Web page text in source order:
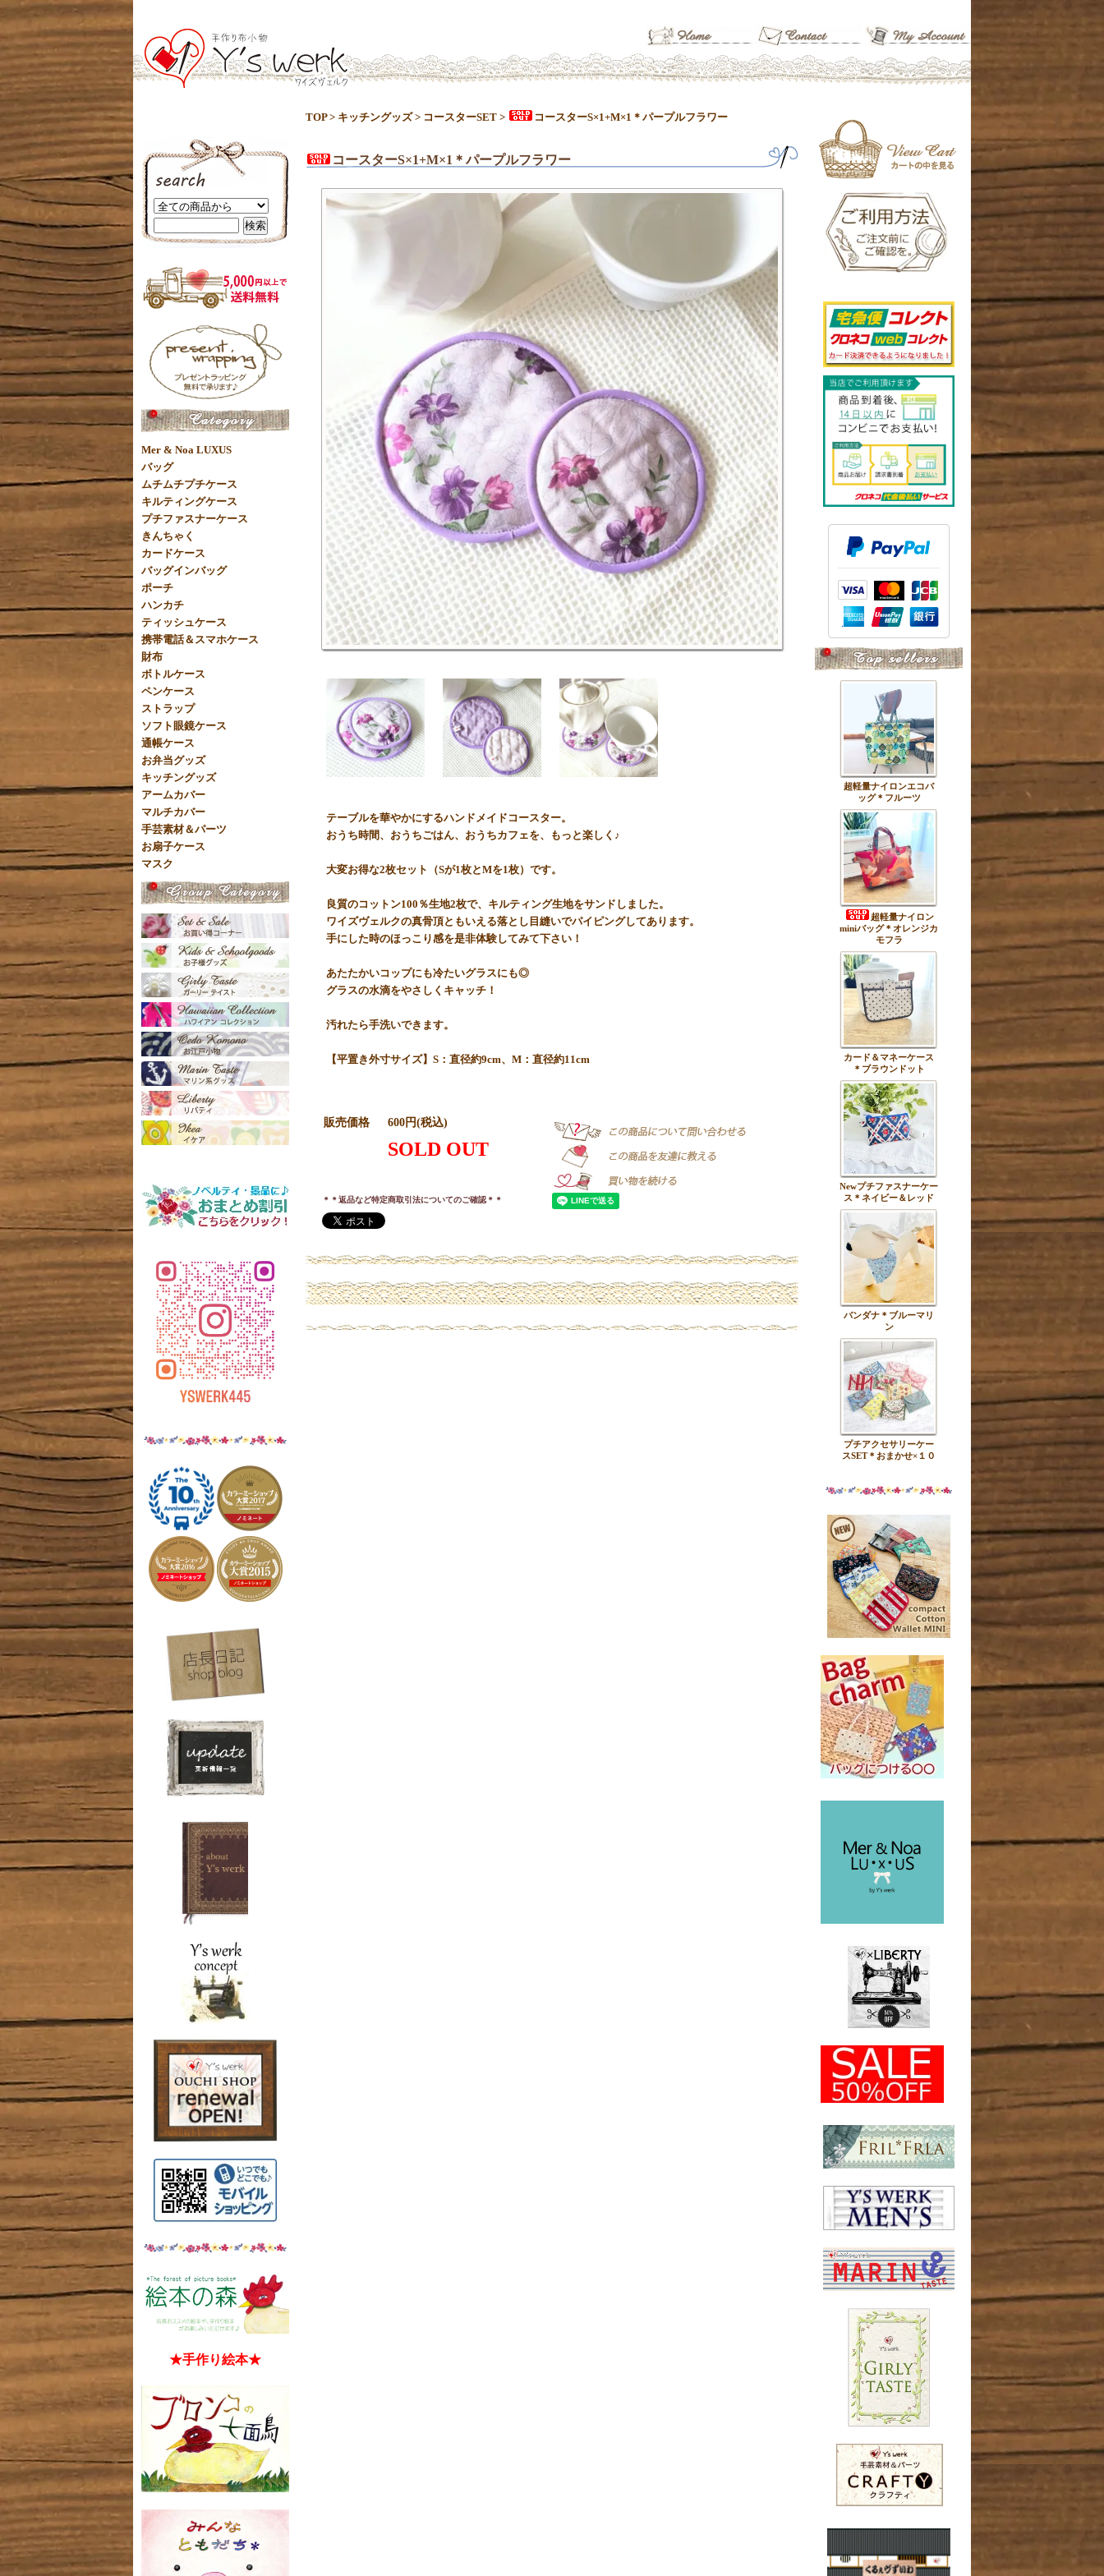
TOP> キッチングッズ> コースターSET > コースターS×1+M×1＊パープルフラワー
コースターS×1+M×1＊パープルフラワー
テーブルを華やかにするハンドメイドコースター。
おうち時間、おうちごはん、おうちカフェを、もっと楽しく♪
大変お得な2枚セット（Sが1枚とMを1枚）です。
良質のコットン100％生地2枚で、キルティング生地をサンドしました。
ワイズヴェルクの真骨頂ともいえる落とし目縫いでパイピングしてあります。
手にした時のほっこり感を是非体験してみて下さい！
あたたかいコップにも冷たいグラスにも◎
グラスの水滴をやさしくキャッチ！
汚れたら手洗いできます。
【平置き外寸サイズ】S：直径約9cm、M：直径約11cm
販売価格 600円(税込)
SOLD OUT
＊＊返品など特定商取引法についてのご確認＊＊
Mer & Noa LUXUS
バッグ
ムチムチプチケース
キルティングケース
プチファスナーケース
きんちゃく
カードケース
バッグインバッグ
ポーチ
ハンカチ
ティッシュケース
携帯電話＆スマホケース
財布
ボトルケース
ペンケース
ストラップ
ソフト眼鏡ケース
通帳ケース
お弁当グッズ
キッチングッズ
アームカバー
マルチカバー
手芸素材＆パーツ
お扇子ケース
マスク
★手作り絵本★
超軽量ナイロンエコバ
ッグ＊フルーツ
超軽量ナイロン
miniバッグ＊オレンジカ
モフラ
カード＆マネーケース
＊ブラウンドット
Newプチファスナーケー
ス＊ネイビー＆レッド
バンダナ＊ブルーマリ
ン
プチアクセサリーケー
スSET＊おまかせ×１０